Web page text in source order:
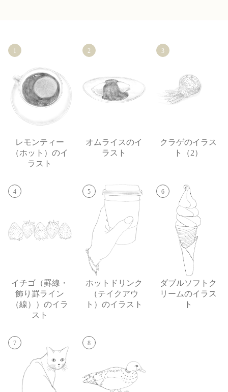
1
レモンティー
（ホット）のイ
ラスト
2
オムライスのイ
ラスト
3
クラゲのイラス
ト（2）
4
イチゴ（罫線・
飾り罫ライン
（線））のイラ
スト
5
ホットドリンク
（テイクアウ
ト）のイラスト
6
ダブルソフトク
リームのイラス
ト
7 8